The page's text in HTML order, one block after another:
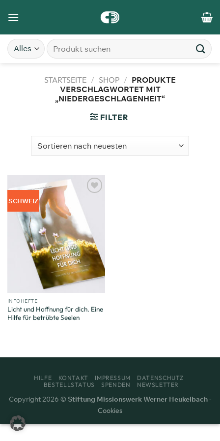
STARTSEITE / SHOP / PRODUKTE
VERSCHLAGWORTET MIT
„NIEDERGESCHLAGENHEIT“
FILTER
SCHWEIZ
Merkzettel
hinzufügen
INFOHEFTE
Licht und Hoffnung für dich. Eine
Hilfe für betrübte Seelen
HILFE KONTAKT IMPRESSUM
DATENSCHUTZ
BESTELLSTATUS
SPENDEN NEWSLETTER
Copyright 2026 © Stiftung Missionswerk Werner Heukelbach-
Cookies